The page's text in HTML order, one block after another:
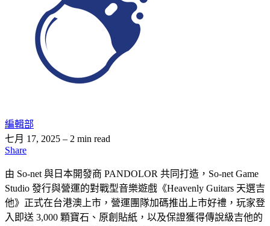
編輯部
七月 17, 2025 – 2 min read
Share
由 So-net 與日本開發商 PANDOLOR 共同打造，So-net Game
Studio 發行與營運的對戰型音樂遊戲《Heavenly Guitars 天選吉
他》正式在台港澳上市，營運團隊加碼推出上市好禮，玩家登
入即送 3,000 顆寶石、原創貼紙，以及保證獲得傳說級吉他的